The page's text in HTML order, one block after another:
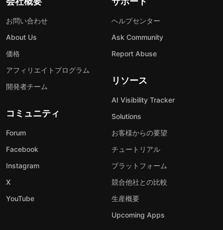
お問い合わせ
About Us
価格
アフィリエイトプログラム
開発者チーム
コミュニティ
Forum
Facebook
Instagram
X
YouTube
ヘルプセンター
Ask Community
Report Abuse
リソース
AI Visibility Tracker
Solutions
お客様からの要望
チュートリアル
プラットフォーム
競合他社との比較
生産概要
Upcoming Apps